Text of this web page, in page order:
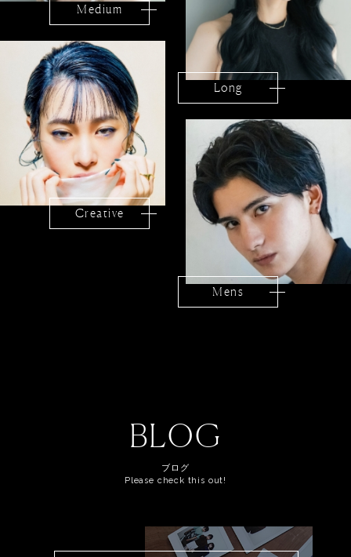
Medium
Long
Creative
Mens
BLOG
ブログ
Please check this out!